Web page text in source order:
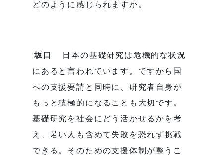
どのように感じられますか。
坂口
日本の基礎研究は危機的な状況
にあると言われています。ですから国
への支援要請と同時に、研究者自身が
もっと積極的になることも大切です。
基礎研究を社会にどう活かせるかを考
え、若い人も含めて失敗を恐れず挑戦
できる。そのための支援体制が整うこ